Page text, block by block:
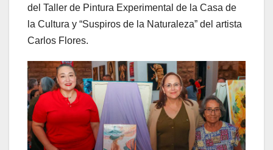
del Taller de Pintura Experimental de la Casa de
la Cultura y “Suspiros de la Naturaleza” del artista
Carlos Flores.